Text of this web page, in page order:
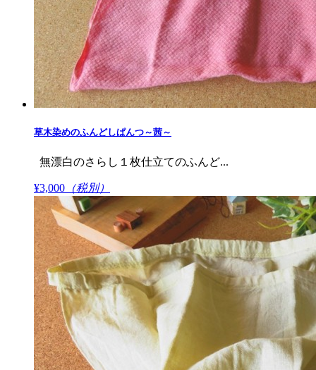
草木染めのふんどしぱんつ～茜～
無漂白のさらし１枚仕立てのふんど...
¥3,000 （税別）